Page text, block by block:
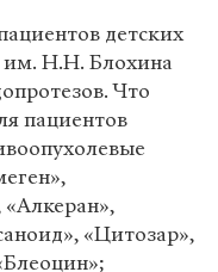
детских
Н.Н. Блохина
Что
пациентов
«Цитозар»,